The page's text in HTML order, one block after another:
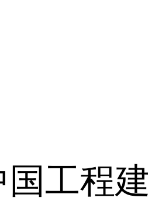
工程建